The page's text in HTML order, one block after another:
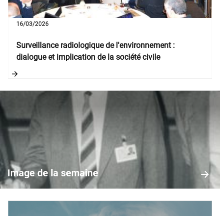
Image de la semaine
Image
de
semaine
Surveillance radiologique de l'environnement :
dialogue et implication de la société civile
16/03/2026